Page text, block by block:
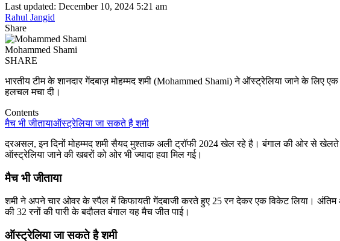
Last updated: December 10, 2024 5:21 am
Rahul Jangid
Share
Mohammed Shami
SHARE
भारतीय टीम के शानदार गेंदबाज़ मोहम्मद शमी (Mohammed Shami) ने ऑस्ट्रेलिया जाने के लिए
हलचल मचा दी।
Contents
मैच भी जीतायाऑस्ट्रेलिया जा सकते है शमी
दरअसल, इन दिनों मोहम्मद शमी सैयद मुश्ताक अली ट्रॉफी 2024 खेल रहे है। बंगाल की ओर से खेलते
ऑस्ट्रेलिया जाने की खबरों को ओर भी ज्यादा हवा मिल गई।
मैच भी जीताया
शमी ने अपने चार ओवर के स्पैल में किफायती गेंदबाजी करते हुए 25 रन देकर एक विकेट लिया। अंतिम
की 32 रनों की पारी के बदौलत बंगाल यह मैच जीत पाई।
ऑस्ट्रेलिया जा सकते है शमी